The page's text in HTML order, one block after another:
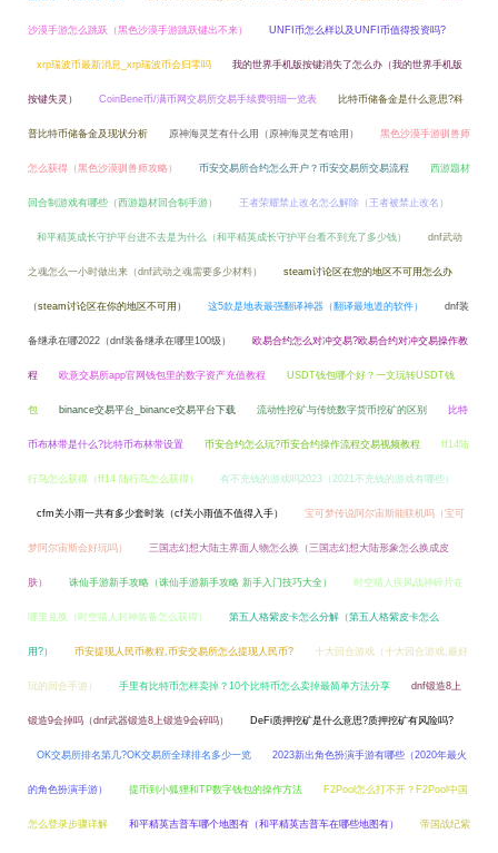
沙漠手游怎么跳跃（黑色沙漠手游跳跃键出不来） UNFI币怎么样以及UNFI币值得投资吗?
xrp瑞波币最新消息_xrp瑞波币会归零吗 我的世界手机版按键消失了怎么办（我的世界手机版
按键失灵） CoinBene币/满币网交易所交易手续费明细一览表 比特币储备金是什么意思?科
普比特币储备金及现状分析 原神海灵芝有什么用（原神海灵芝有啥用） 黑色沙漠手游驯兽师
怎么获得（黑色沙漠驯兽师攻略） 币安交易所合约怎么开户？币安交易所交易流程 西游题材
回合制游戏有哪些（西游题材回合制手游） 王者荣耀禁止改名怎么解除（王者被禁止改名）
和平精英成长守护平台进不去是为什么（和平精英成长守护平台看不到充了多少钱） dnf武动
之魂怎么一小时做出来（dnf武动之魂需要多少材料） steam讨论区在您的地区不可用怎么办
（steam讨论区在你的地区不可用） 这5款是地表最强翻译神器（翻译最地道的软件） dnf装
备继承在哪2022（dnf装备继承在哪里100级） 欧易合约怎么对冲交易?欧易合约对冲交易操作教
程 欧意交易所app官网钱包里的数字资产充值教程 USDT钱包哪个好？一文玩转USDT钱
包 binance交易平台_binance交易平台下载 流动性挖矿与传统数字货币挖矿的区别 比特
币布林带是什么?比特币布林带设置 币安合约怎么玩?币安合约操作流程交易视频教程 ff14陆
行鸟怎么获得（ff14 陆行鸟怎么获得） 有不充钱的游戏吗2023（2021不充钱的游戏有哪些）
cfm关小雨一共有多少套时装（cf关小雨值不值得入手） 宝可梦传说阿尔宙斯能联机吗（宝可
梦阿尔宙斯会好玩吗） 三国志幻想大陆主界面人物怎么换（三国志幻想大陆形象怎么换成皮
肤） 诛仙手游新手攻略（诛仙手游新手攻略 新手入门技巧大全） 时空猎人疾风战神碎片在
哪里兑换（时空猎人封神装备怎么获得） 第五人格紫皮卡怎么分解（第五人格紫皮卡怎么
用?） 币安提现人民币教程,币安交易所怎么提现人民币? 十大回合游戏（十大回合游戏,最好
玩的回合手游） 手里有比特币怎样卖掉？10个比特币怎么卖掉最简单方法分享 dnf锻造8上
锻造9会掉吗（dnf武器锻造8上锻造9会碎吗） DeFi质押挖矿是什么意思?质押挖矿有风险吗?
OK交易所排名第几?OK交易所全球排名多少一览 2023新出角色扮演手游有哪些（2020年最火
的角色扮演手游） 提币到小狐狸和TP数字钱包的操作方法 F2Pool怎么打不开？F2Pool中国
怎么登录步骤详解 和平精英吉普车哪个地图有（和平精英吉普车在哪些地图有） 帝国战纪紫